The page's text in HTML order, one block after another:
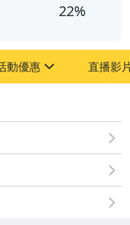
22%
動優惠 直播影